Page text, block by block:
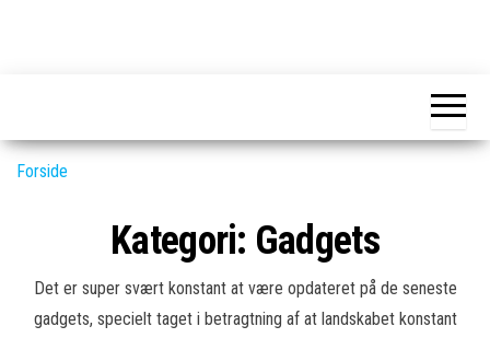
nyeste
Forside
Kategori: Gadgets
Det er super svært konstant at være opdateret på de seneste
gadgets, specielt taget i betragtning af at landskabet konstant